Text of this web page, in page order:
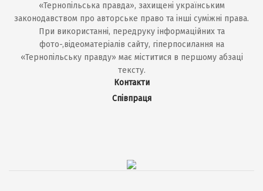
«Тернопільська правда», захищені українським
законодавством про авторське право та інші суміжні права.
При використанні, передруку інформаційних та
фото-,відеоматеріалів сайту, гіперпосилання на
«Тернопільську правду» має міститися в першому абзаці
тексту.
Контакти
Співпраця